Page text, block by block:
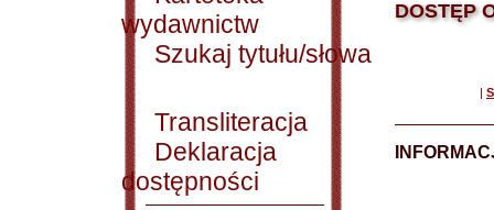
wydawnictw
Szukaj tytułu/słowa
Transliteracja
Deklaracja
dostępności
DOSTĘP
|